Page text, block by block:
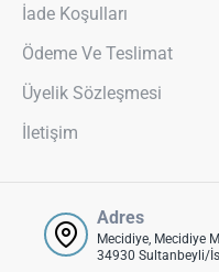
İade Koşulları
Ödeme Ve Teslimat
Üyelik Sözleşmesi
İletişim
Adres
Mecidiye, Mecidiye
34930 Sultanbeyli/